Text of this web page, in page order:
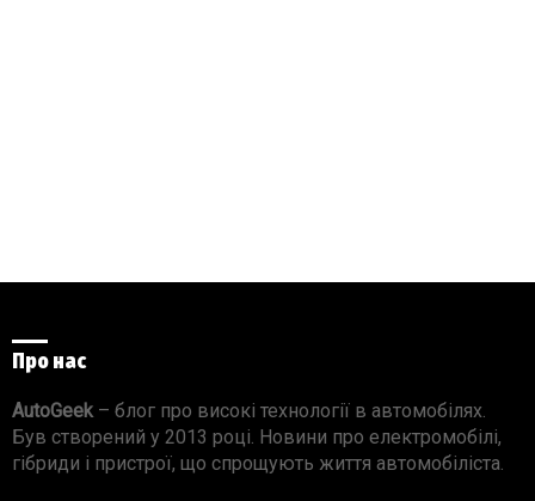
Про нас
AutoGeek – блог про високі технології в автомобілях.
Був створений у 2013 році. Новини про електромобілі,
гібриди і пристрої, що спрощують життя автомобіліста.